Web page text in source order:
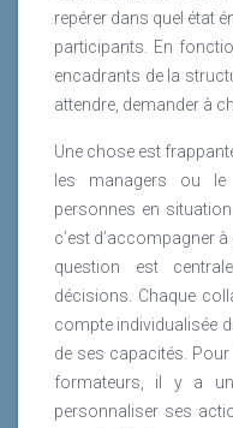
repérer dans quel état
participants. En
encadrants de la
attendre, demander à
Une chose est
les managers ou
personnes en
c’est d’accompagner
question est
décisions. Chaque
compte individualisée
de ses capacités.
formateurs, il y a
personnaliser ses